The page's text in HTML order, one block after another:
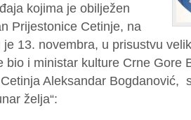
kojima je obilježen
Prijestonice Cetinje, na
je 13. novembra, u prisustvu
bio i ministar kulture Crne Gore
Aleksandar Bogdanović,
želja“: